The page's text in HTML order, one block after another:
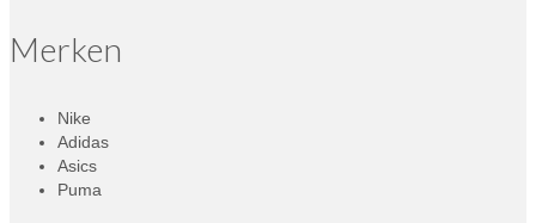
Merken
Nike
Adidas
Asics
Puma